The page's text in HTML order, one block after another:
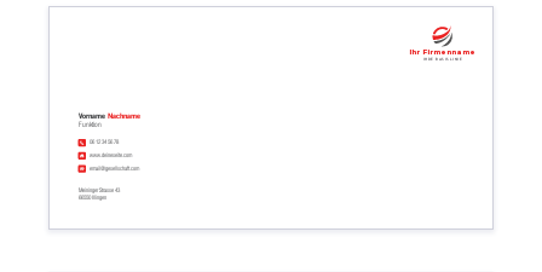
Meininger Strasse 43
66550 Illingen
www.deineseite.com
06 12 34 56 78
email@gesellschaft.com
Funktion
Vorname Nachname
Ihr Firmenname
Ihre Basislinie